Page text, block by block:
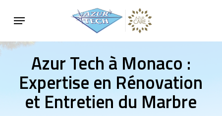
content
Menu
Azur Tech à Monaco :
Expertise en Rénovation
et Entretien du Marbre